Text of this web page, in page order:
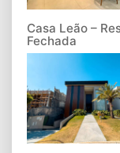
Casa Leão –
Fechada